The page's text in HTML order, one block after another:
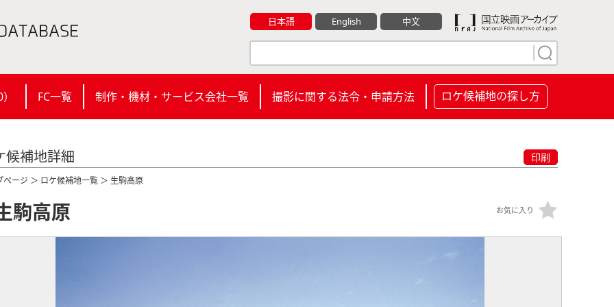
日本語 English 中文
） FC一覧 制作・機材・サービス会社一覧 撮影に関する法令・申請方法 ロケ候補地の探し方
候補地詳細 印刷
ページ ＞ ロケ候補地一覧 ＞ 生駒高原
駒高原 お気に入り